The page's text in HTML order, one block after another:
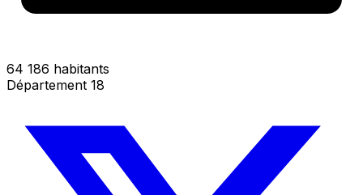
64 186 habitants
Département 18